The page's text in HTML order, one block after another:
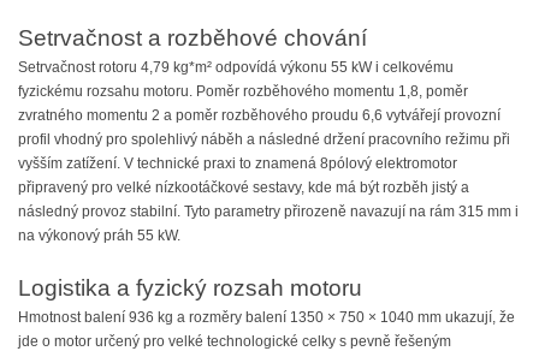
Setrvačnost a rozběhové chování
Setrvačnost rotoru 4,79 kg*m² odpovídá výkonu 55 kW i celkovému
fyzickému rozsahu motoru. Poměr rozběhového momentu 1,8, poměr
zvratného momentu 2 a poměr rozběhového proudu 6,6 vytvářejí provozní
profil vhodný pro spolehlivý náběh a následné držení pracovního režimu při
vyšším zatížení. V technické praxi to znamená 8pólový elektromotor
připravený pro velké nízkootáčkové sestavy, kde má být rozběh jistý a
následný provoz stabilní. Tyto parametry přirozeně navazují na rám 315 mm i
na výkonový práh 55 kW.
Logistika a fyzický rozsah motoru
Hmotnost balení 936 kg a rozměry balení 1350 × 750 × 1040 mm ukazují, že
jde o motor určený pro velké technologické celky s pevně řešeným